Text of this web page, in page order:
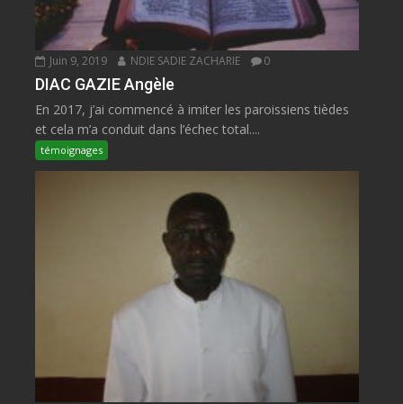
Juin 9, 2019 NDIE SADIE ZACHARIE 0
DIAC GAZIE Angèle
En 2017, j’ai commencé à imiter les paroissiens tièdes
et cela m’a conduit dans l’échec total....
témoignages